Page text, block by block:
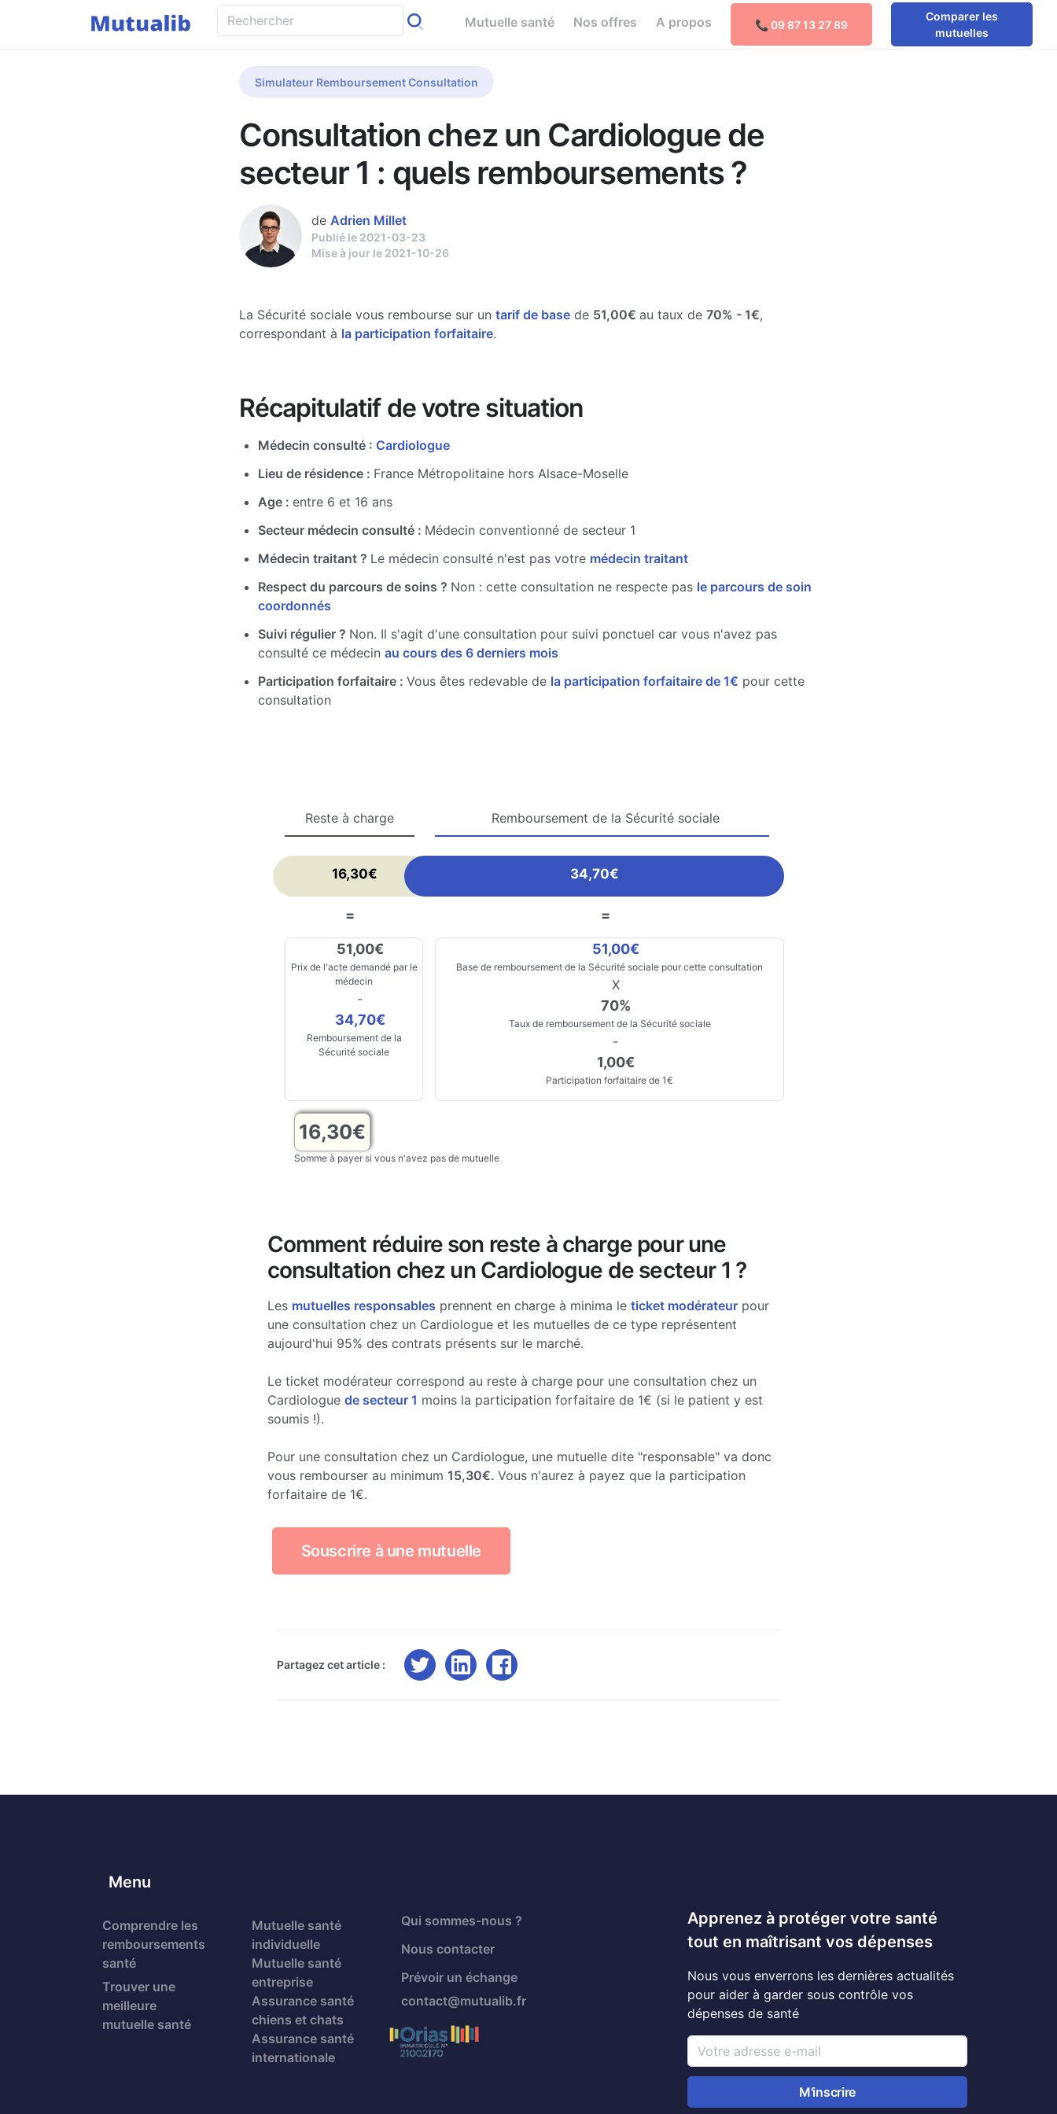
Mutuelle santé Nos offres A propos 📞 09 87 13 27 89
Comparer les
mutuelles
Simulateur Remboursement Consultation
Consultation chez un Cardiologue de
secteur 1 : quels remboursements ?
de Adrien Millet
Publié le 2021-03-23
Mise à jour le 2021-10-26
La Sécurité sociale vous rembourse sur un tarif de base de 51,00€ au taux de 70% - 1€,
correspondant à la participation forfaitaire.
Récapitulatif de votre situation
Médecin consulté : Cardiologue
Lieu de résidence : France Métropolitaine hors Alsace-Moselle
Age : entre 6 et 16 ans
Secteur médecin consulté : Médecin conventionné de secteur 1
Médecin traitant ? Le médecin consulté n'est pas votre médecin traitant
Respect du parcours de soins ? Non : cette consultation ne respecte pas le parcours de soin
coordonnés
Suivi régulier ? Non. Il s'agit d'une consultation pour suivi ponctuel car vous n'avez pas
consulté ce médecin au cours des 6 derniers mois
Participation forfaitaire : Vous êtes redevable de la participation forfaitaire de 1€ pour cette
consultation
Reste à charge Remboursement de la Sécurité sociale
16,30€ 34,70€
= =
51,00€
Prix de l'acte demandé par le
médecin
-
34,70€
Remboursement de la
Sécurité sociale
51,00€
Base de remboursement de la Sécurité sociale pour cette consultation
X
70%
Taux de remboursement de la Sécurité sociale
-
1,00€
Participation forfaitaire de 1€
16,30€
Somme à payer si vous n'avez pas de mutuelle
Comment réduire son reste à charge pour une
consultation chez un Cardiologue de secteur 1 ?
Les mutuelles responsables prennent en charge à minima le ticket modérateurpour
une consultation chez un Cardiologue et les mutuelles de ce type représentent
aujourd'hui 95% des contrats présents sur le marché.
Le ticket modérateur correspond au reste à charge pour une consultation chez un
Cardiologue de secteur 1 moins la participation forfaitaire de 1€ (si le patient y est
soumis !).
Pour une consultation chez un Cardiologue, une mutuelle dite "responsable" va donc
vous rembourser au minimum 15,30€. Vous n'aurez à payez que la participation
forfaitaire de 1€.
Souscrire à une mutuelle
Partagez cet article :
Menu
Comprendre les
remboursements
santé
Trouver une
meilleure
mutuelle santé
Mutuelle santé
individuelle
Mutuelle santé
entreprise
Assurance santé
chiens et chats
Assurance santé
internationale
Qui sommes-nous ?
Nous contacter
Prévoir un échange
contact@mutualib.fr
Apprenez à protéger votre santé
tout en maîtrisant vos dépenses
Nous vous enverrons les dernières actualités
pour aider à garder sous contrôle vos
dépenses de santé
M'inscrire